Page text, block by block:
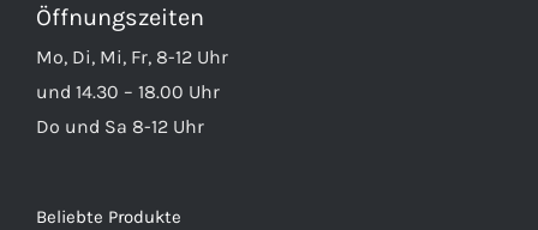
Öffnungszeiten
Mo, Di, Mi, Fr, 8-12 Uhr
und 14.30 – 18.00 Uhr
Do und Sa 8-12 Uhr
Beliebte Produkte